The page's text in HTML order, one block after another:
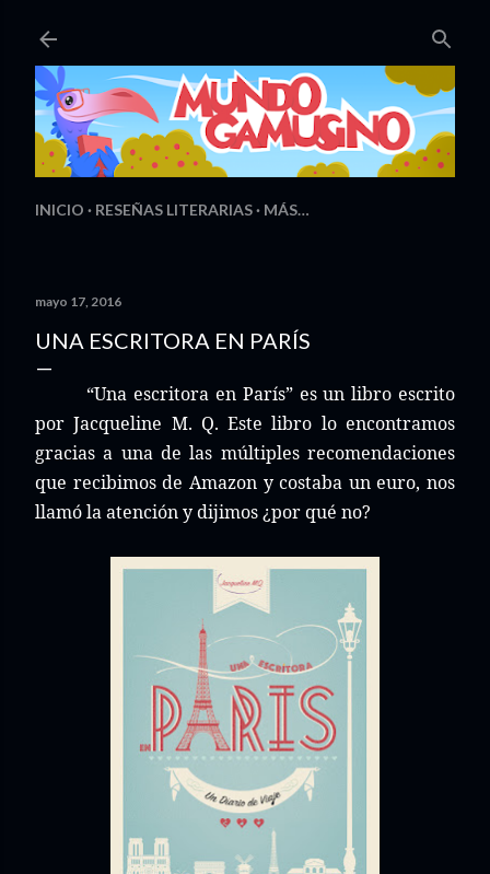
INICIO RESEÑAS LITERARIAS MÁS…
mayo 17, 2016
UNA ESCRITORA EN PARÍS
“Una escritora en París” es un libro escrito
por Jacqueline M. Q. Este libro lo encontramos
gracias a una de las múltiples recomendaciones
que recibimos de Amazon y costaba un euro, nos
llamó la atención y dijimos ¿por qué no?